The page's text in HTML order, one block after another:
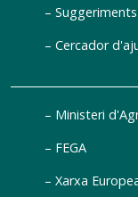
Suggeriments
Cercador
Ministeri
FEGA
Xarxa